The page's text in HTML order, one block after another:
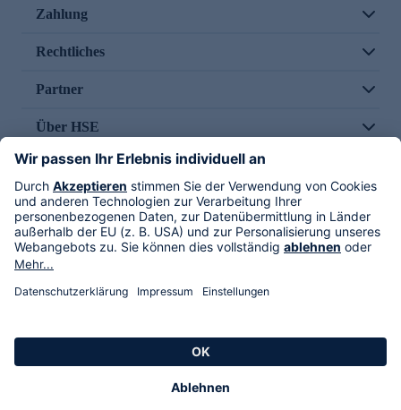
Zahlung
Rechtliches
Partner
Über HSE
Im TV
HSE International